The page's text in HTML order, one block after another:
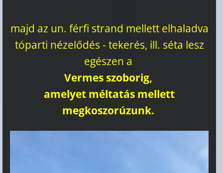
majd az un. férfi strand mellett elhaladva
tóparti nézelődés - tekerés, ill. séta lesz
egészen a
Vermes szoborig,
amelyet méltatás mellett
megkoszorúzunk.